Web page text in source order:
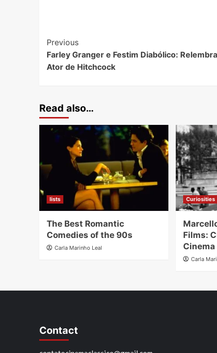
Previous
Farley Granger e Festim Diabólico:
Ator de Hitchcock
Read also…
lists
The Best Romantic
Comedies of the 90s
Carla Marinho Leal
Curiosities
Films:
Cinema
Carla
Contact